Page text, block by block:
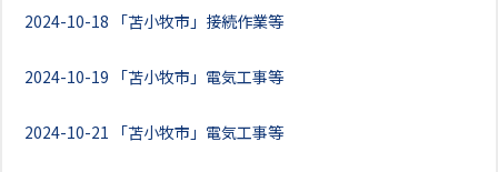
2024-10-18 「苫小牧市」接続作業等
2024-10-19 「苫小牧市」電気工事等
2024-10-21 「苫小牧市」電気工事等